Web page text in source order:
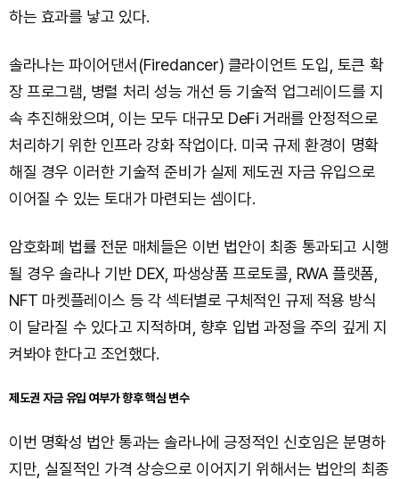
하는 효과를 낳고 있다.
솔라나는 파이어댄서(Firedancer) 클라이언트 도입, 토큰 확
장 프로그램, 병렬 처리 성능 개선 등 기술적 업그레이드를 지
속 추진해왔으며, 이는 모두 대규모 DeFi 거래를 안정적으로
처리하기 위한 인프라 강화 작업이다. 미국 규제 환경이 명확
해질 경우 이러한 기술적 준비가 실제 제도권 자금 유입으로
이어질 수 있는 토대가 마련되는 셈이다.
암호화폐 법률 전문 매체들은 이번 법안이 최종 통과되고 시행
될 경우 솔라나 기반 DEX, 파생상품 프로토콜, RWA 플랫폼,
NFT 마켓플레이스 등 각 섹터별로 구체적인 규제 적용 방식
이 달라질 수 있다고 지적하며, 향후 입법 과정을 주의 깊게 지
켜봐야 한다고 조언했다.
제도권 자금 유입 여부가 향후 핵심 변수
이번 명확성 법안 통과는 솔라나에 긍정적인 신호임은 분명하
지만, 실질적인 가격 상승으로 이어지기 위해서는 법안의 최종